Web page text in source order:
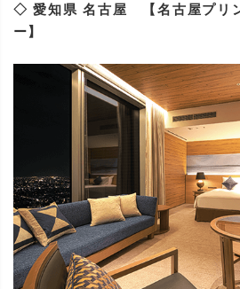
◇ 愛知県 名古屋 【名古屋プリ
ー】